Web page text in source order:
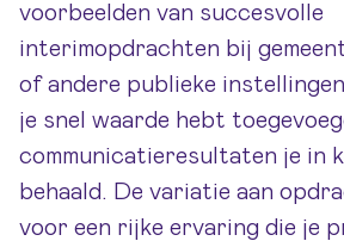
voorbeelden van succesvolle
interimopdrachten bij
of andere publieke
je snel waarde hebt
communicatieresultaten je in
behaald. De variatie aan
voor een rijke ervaring die je